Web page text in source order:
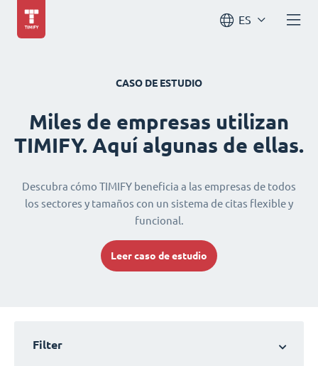
ES
CASO DE ESTUDIO
Miles de empresas utilizan
TIMIFY. Aquí algunas de ellas.
Descubra cómo TIMIFY beneficia a las empresas de todos
los sectores y tamaños con un sistema de citas flexible y
funcional.
Leer caso de estudio
Filter